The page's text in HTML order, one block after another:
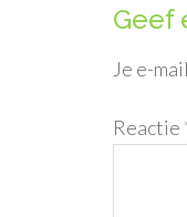
Geef
Je e-
Reactie